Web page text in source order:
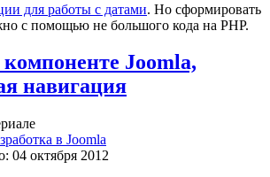
для работы с датами. Но сформировать
с помощью не большого кода на PHP.
Joomla,
навигация
в Joomla
04 октября 2012